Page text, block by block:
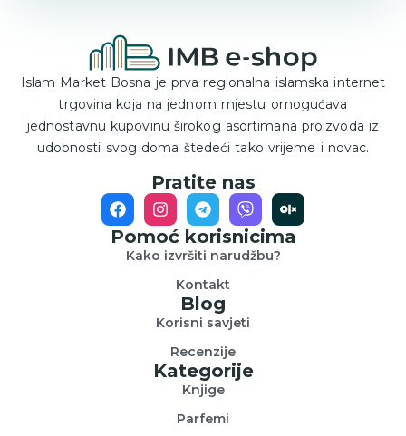
Islam Market Bosna je prva regionalna islamska internet
trgovina koja na jednom mjestu omogućava
jednostavnu kupovinu širokog asortimana proizvoda iz
udobnosti svog doma štedeći tako vrijeme i novac.
Pratite nas
Pomoć korisnicima
Kako izvršiti narudžbu?
Kontakt
Blog
Korisni savjeti
Recenzije
Kategorije
Knjige
Parfemi